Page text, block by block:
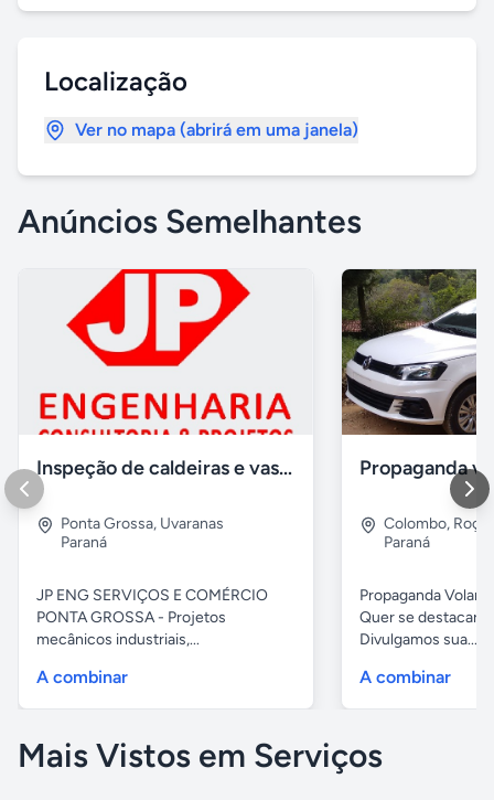
Localização
Ver no mapa (abrirá em uma janela)
Anúncios Semelhantes
Inspeção de caldeiras e vasos de pressão
Ponta Grossa, Uvaranas
Paraná
JP ENG SERVIÇOS E COMÉRCIO
PONTA GROSSA - Projetos
mecânicos industriais,...
A combinar
Colombo, Roça
Paraná
Propaganda
Quer se destacar
Divulgamos sua...
A combinar
Mais Vistos em Serviços